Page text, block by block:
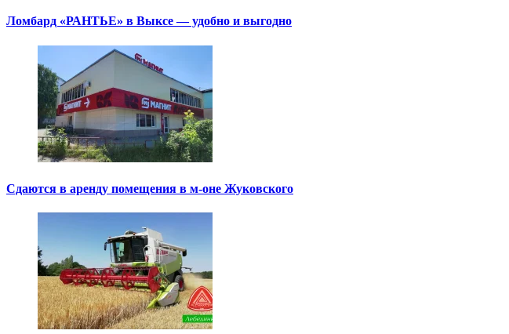
Ломбард «РАНТЬЕ» в Выксе — удобно и выгодно
Сдаются в аренду помещения в м-оне Жуковского